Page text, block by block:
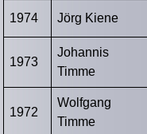
1974 Jörg Kiene
1973
Johannis
Timme
1972
Wolfgang
Timme